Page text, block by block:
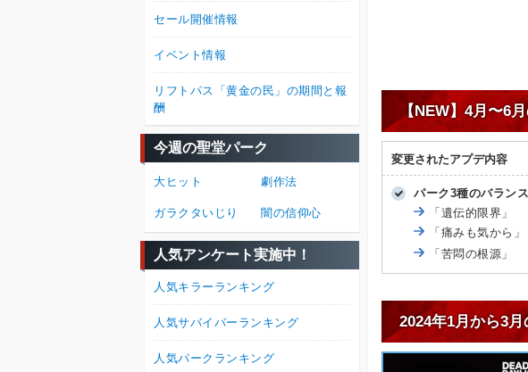
【NEW】4月〜6
変更されたアプデ内容
パーク3種のバラン
「遺伝的限界」
「痛みも気から」
「苦悶の根源」
2024年1月から3
セール開催情報
イベント情報
リフトパス「黄金の民」の期間と報
酬
今週の聖堂パーク
大ヒット 劇作法
ガラクタいじり 闇の信仰心
人気アンケート実施中！
人気キラーランキング
人気サバイバーランキング
人気パークランキング